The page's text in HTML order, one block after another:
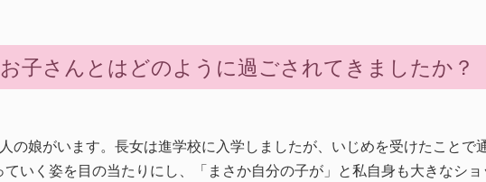
子さんとはどのように過ごされてきましたか？
の娘がいます。長女は進学校に入学しましたが、いじめを受けたことで
ていく姿を目の当たりにし、「まさか自分の子が」と私自身も大きなシ